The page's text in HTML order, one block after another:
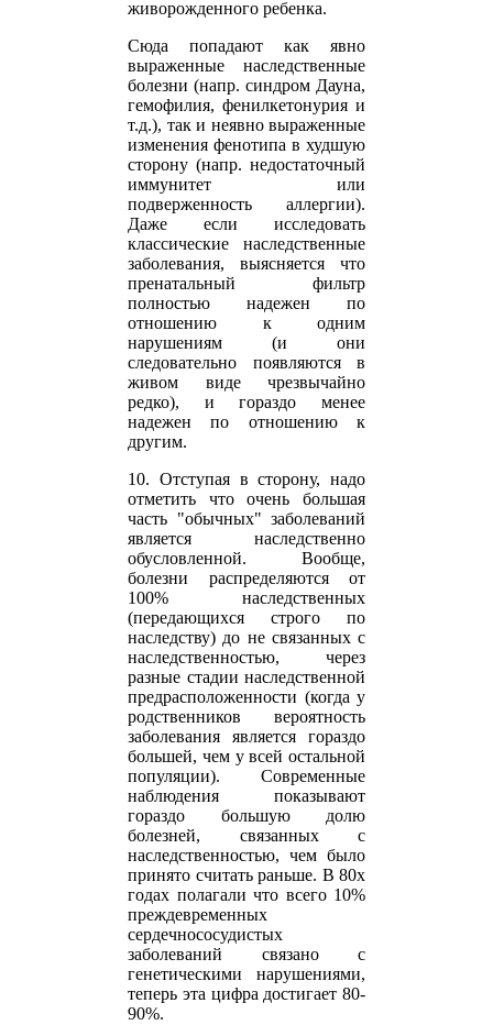
живорожденного ребенка.
Сюда попадают как явно
выраженные наследственные
болезни (напр. синдром Дауна,
гемофилия, фенилкетонурия и
т.д.), так и неявно выраженные
изменения фенотипа в худшую
сторону (напр. недостаточный
иммунитет или
подверженность аллергии).
Даже если исследовать
классические наследственные
заболевания, выясняется что
пренатальный фильтр
полностью надежен по
отношению к одним
нарушениям (и они
следовательно появляются в
живом виде чрезвычайно
редко), и гораздо менее
надежен по отношению к
другим.
10. Отступая в сторону, надо
отметить что очень большая
часть "обычных" заболеваний
является наследственно
обусловленной. Вообще,
болезни распределяются от
100% наследственных
(передающихся строго по
наследству) до не связанных с
наследственностью, через
разные стадии наследственной
предрасположенности (когда у
родственников вероятность
заболевания является гораздо
большей, чем у всей остальной
популяции). Современные
наблюдения показывают
гораздо большую долю
болезней, связанных с
наследственностью, чем было
принято считать раньше. В 80х
годах полагали что всего 10%
преждевременных
сердечнососудистых
заболеваний связано с
генетическими нарушениями,
теперь эта цифра достигает 80-
90%.